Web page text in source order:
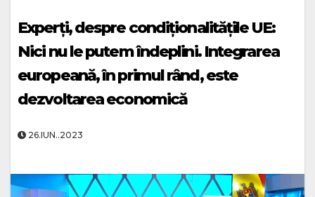
Experți, despre condiționalitățile UE:
Nici nu le putem îndeplini. Integrarea
europeană, în primul rând, este
dezvoltarea economică
26.IUN..2023